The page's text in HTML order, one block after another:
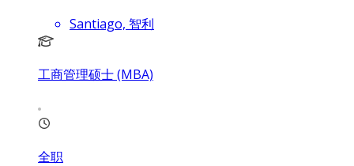
Santiago, 智利
工商管理硕士 (MBA)
全职